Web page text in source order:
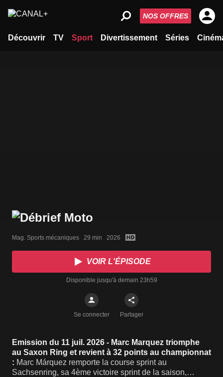
Découvrir TV Sport Divertissement Séries
NOS OFFRES
Mag. Sports mécaniques   29 min   2026
VOIR L'ÉPISODE
Disponible jusqu'à demain 23h59
Se connecter Partager
Emission du 11 juil. 2026 - Marc Marquez triomphe
au Saxon Ring et revient à 32 points au championnat
: Marc Márquez remporte la course sprint au
Sachsenring, sa 4ème victoire sprint de la saison,